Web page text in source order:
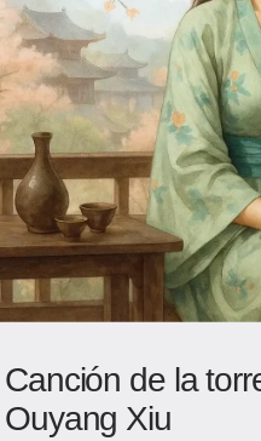
Canción de la
Ouyang Xiu